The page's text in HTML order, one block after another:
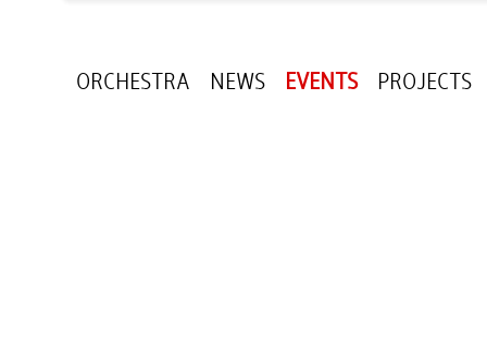
ORCHESTRA NEWS EVENTS PROJECTS